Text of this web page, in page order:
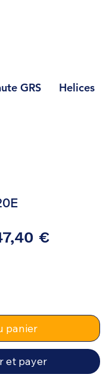
GRS Helices
€Prix
panier
et payer